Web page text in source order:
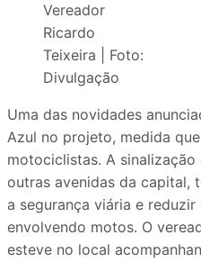
Vereador
Ricardo
Teixeira | Foto:
Divulgação
Uma das novidades
Azul no projeto, medida
motociclistas. A
outras avenidas da capital,
a segurança viária e
envolvendo motos. O
esteve no local